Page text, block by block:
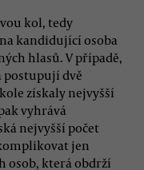
kol, tedy
kandidující osoba
hlasů. V případě,
postupují dvě
získaly nejvyšší
vyhrává
nejvyšší počet
jen
osob, která obdrží